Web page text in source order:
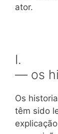
ator.
I.
— os
Os
têm sido